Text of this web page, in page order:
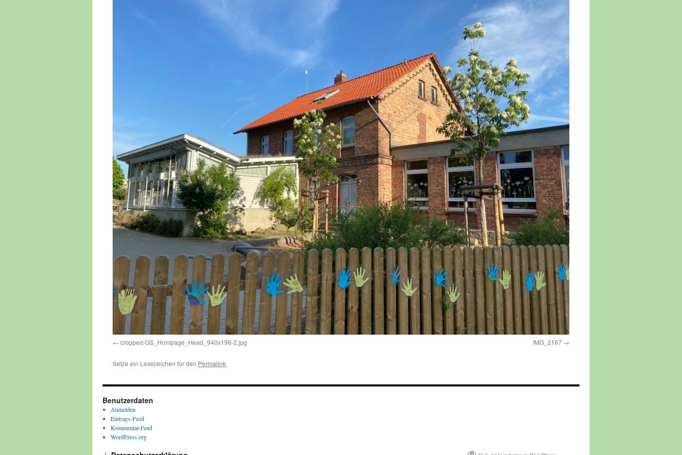
cropped-GS_Hompage_Head_940x198-2.jpg IMG_2167
Setze ein Lesezeichen für den Permalink.
Benutzerdaten
Anmelden
Eintrags-Feed
Kommentar-Feed
WordPress.org